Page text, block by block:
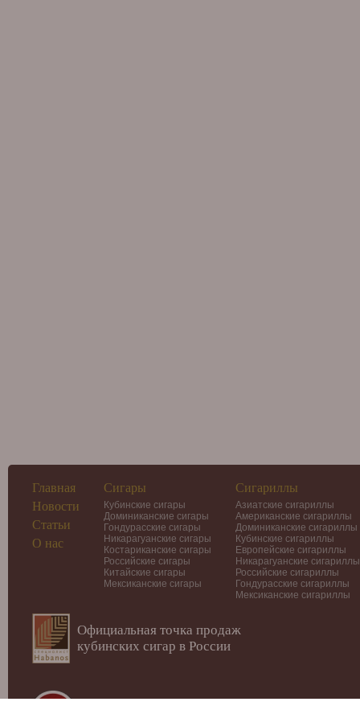
Главная
Новости
Статьи
О нас
Сигары
Кубинские сигары
Доминиканские сигары
Гондурасские сигары
Никарагуанские сигары
Костариканские сигары
Российские сигары
Китайские сигары
Мексиканские сигары
Сигариллы
Азиатские сигариллы
Американские сигариллы
Доминиканские сигариллы
Кубинские сигариллы
Европейские сигариллы
Никарагуанские сигариллы
Российские сигариллы
Гондурасские сигариллы
Мексиканские сигариллы
Официальная точка продаж
кубинских сигар в России